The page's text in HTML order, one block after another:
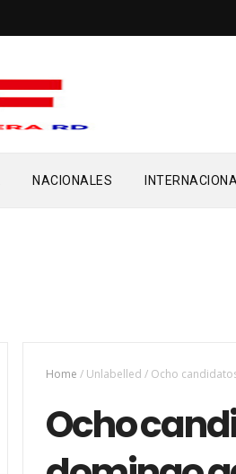
NACIONALES
Home / Unlabelled/ Ocho
Ocho